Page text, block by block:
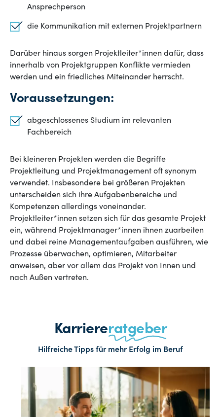
Ansprechperson
die Kommunikation mit externen Projektpartnern
Darüber hinaus sorgen Projektleiter*innen dafür, dass
innerhalb von Projektgruppen Konflikte vermieden
werden und ein friedliches Miteinander herrscht.
Voraussetzungen:
abgeschlossenes Studium im relevanten
Fachbereich
Bei kleineren Projekten werden die Begriffe
Projektleitung und Projektmanagement oft synonym
verwendet. Insbesondere bei größeren Projekten
unterscheiden sich ihre Aufgabenbereiche und
Kompetenzen allerdings voneinander.
Projektleiter*innen setzen sich für das gesamte Projekt
ein, während Projektmanager*innen ihnen zuarbeiten
und dabei reine Managementaufgaben ausführen, wie
Prozesse überwachen, optimieren, Mitarbeiter
anweisen, aber vor allem das Projekt von Innen und
nach Außen vertreten.
Karriereratgeber
Hilfreiche Tipps für mehr Erfolg im Beruf